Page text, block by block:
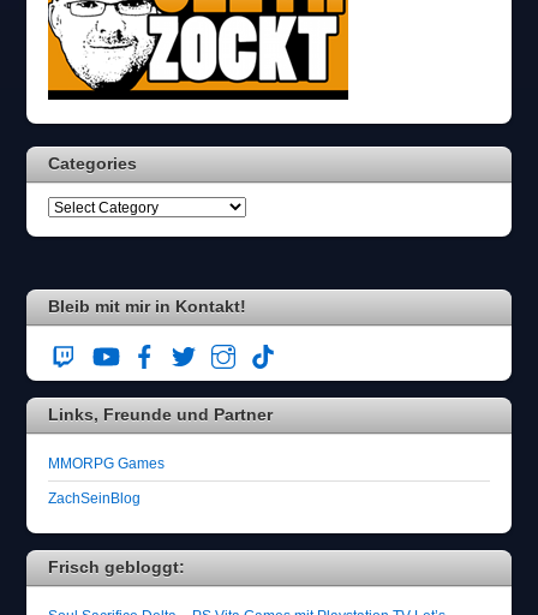
Categories
Bleib mit mir in Kontakt!
Links, Freunde und Partner
MMORPG Games
ZachSeinBlog
Frisch gebloggt: